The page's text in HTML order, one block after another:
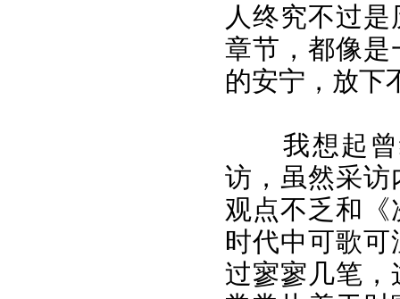
人终究不过
章节，都像
的安宁，放下
我想起
访，虽然采
观点不乏和
时代中可歌
过寥寥几笔